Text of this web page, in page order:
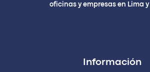
oficinas y empresas en Lima
Información